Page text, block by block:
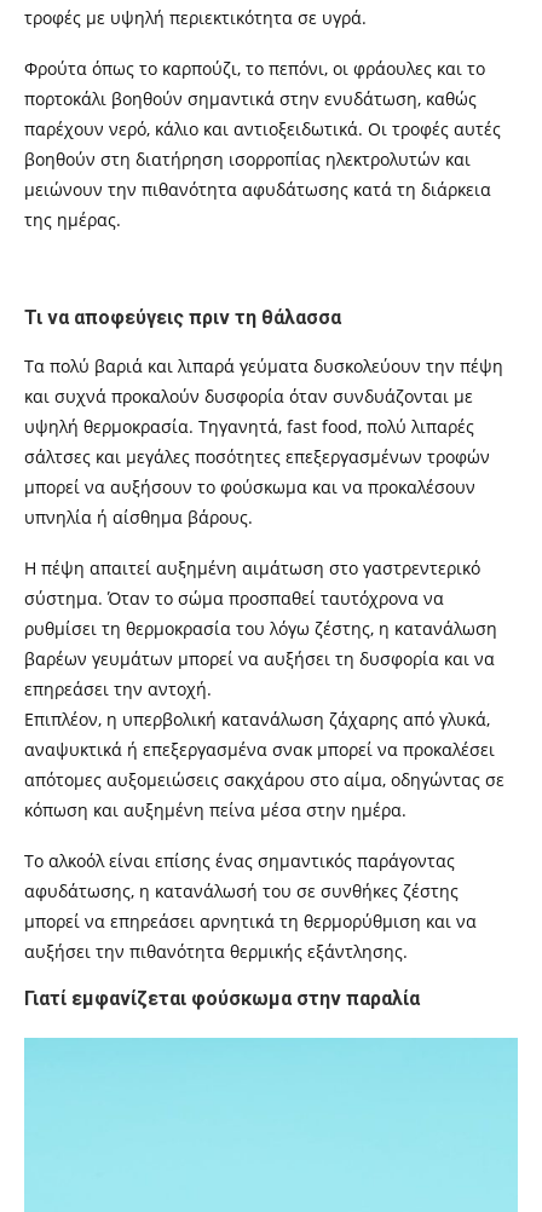
τροφές με υψηλή περιεκτικότητα σε υγρά.
Φρούτα όπως το καρπούζι, το πεπόνι, οι φράουλες και το
πορτοκάλι βοηθούν σημαντικά στην ενυδάτωση, καθώς
παρέχουν νερό, κάλιο και αντιοξειδωτικά. Οι τροφές αυτές
βοηθούν στη διατήρηση ισορροπίας ηλεκτρολυτών και
μειώνουν την πιθανότητα αφυδάτωσης κατά τη διάρκεια
της ημέρας.
Τι να αποφεύγεις πριν τη θάλασσα
Τα πολύ βαριά και λιπαρά γεύματα δυσκολεύουν την πέψη
και συχνά προκαλούν δυσφορία όταν συνδυάζονται με
υψηλή θερμοκρασία. Τηγανητά, fast food, πολύ λιπαρές
σάλτσες και μεγάλες ποσότητες επεξεργασμένων τροφών
μπορεί να αυξήσουν το φούσκωμα και να προκαλέσουν
υπνηλία ή αίσθημα βάρους.
Η πέψη απαιτεί αυξημένη αιμάτωση στο γαστρεντερικό
σύστημα. Όταν το σώμα προσπαθεί ταυτόχρονα να
ρυθμίσει τη θερμοκρασία του λόγω ζέστης, η κατανάλωση
βαρέων γευμάτων μπορεί να αυξήσει τη δυσφορία και να
επηρεάσει την αντοχή.
Επιπλέον, η υπερβολική κατανάλωση ζάχαρης από γλυκά,
αναψυκτικά ή επεξεργασμένα σνακ μπορεί να προκαλέσει
απότομες αυξομειώσεις σακχάρου στο αίμα, οδηγώντας σε
κόπωση και αυξημένη πείνα μέσα στην ημέρα.
Το αλκοόλ είναι επίσης ένας σημαντικός παράγοντας
αφυδάτωσης, η κατανάλωσή του σε συνθήκες ζέστης
μπορεί να επηρεάσει αρνητικά τη θερμορύθμιση και να
αυξήσει την πιθανότητα θερμικής εξάντλησης.
Γιατί εμφανίζεται φούσκωμα στην παραλία